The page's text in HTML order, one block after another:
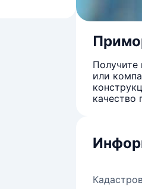
Получите
или
качество